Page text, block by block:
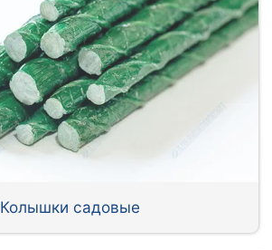
Колышки садовые